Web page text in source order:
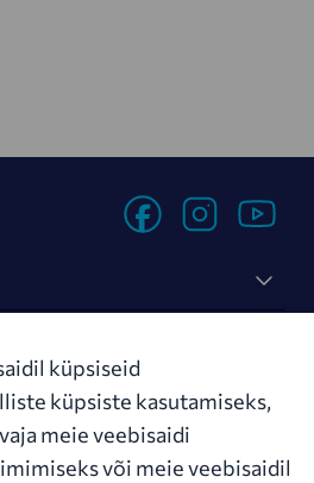
küpsiseid
küpsiste kasutamiseks,
meie veebisaidi
või meie veebisaidil